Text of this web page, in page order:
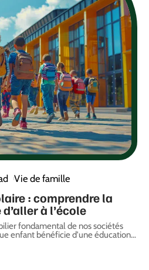
Vie de famille
: comprendre la
à l’école
fondamental de nos sociétés
enfant bénéficie d'une éducation…